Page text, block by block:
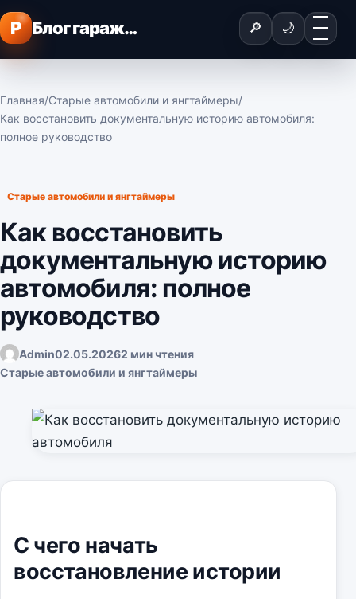
Перейти к содержимому
P Блог гаражного мастера 🔎 🌙 Меню
Главная/Старые автомобили и янгтаймеры/
Как восстановить документальную историю автомобиля:
полное руководство
Старые автомобили и янгтаймеры
Как восстановить
документальную историю
автомобиля: полное
руководство
Admin02.05.20262 мин чтения
Старые автомобили и янгтаймеры
С чего начать
восстановление истории